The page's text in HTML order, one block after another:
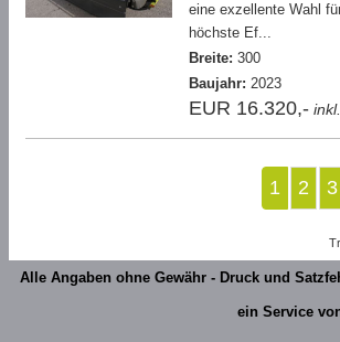
eine exzellente Wahl
höchste Ef...
Breite: 300
Baujahr: 2023
EUR 16.320,-
1 2 3
Alle Angaben ohne Gewähr - Druck und
ein Service